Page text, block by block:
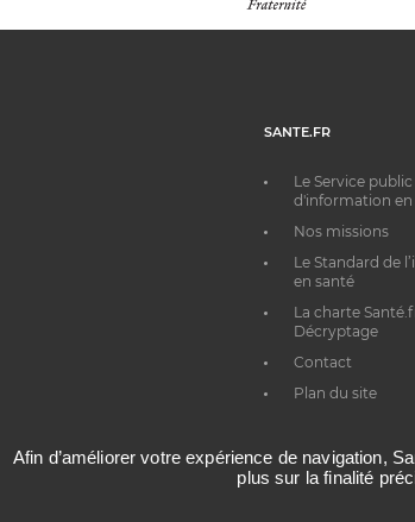
SANTE.FR
Le Service public
d'information en
Nos missions
Le Standard de
en santé
La charte
Décryptage
Contact
Plan du site
Afin d’améliorer votre expérience de navigation,
plus sur la finalité